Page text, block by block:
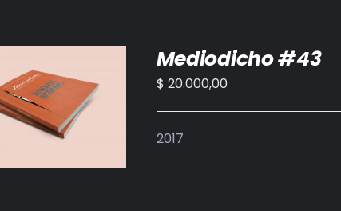
AL CARRITO
DETALLES
Mediodicho #43
$ 20.000,00
2017